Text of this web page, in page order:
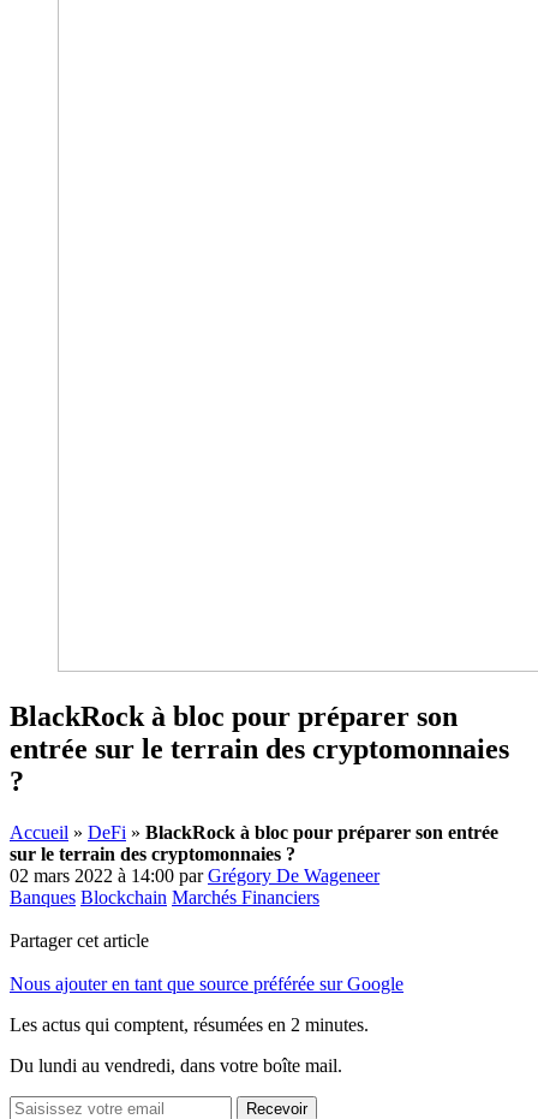
BlackRock à bloc pour préparer son
entrée sur le terrain des cryptomonnaies
?
Accueil » DeFi » BlackRock à bloc pour préparer son entrée
sur le terrain des cryptomonnaies ?
02 mars 2022 à 14:00 parGrégory De Wageneer
Banques Blockchain Marchés Financiers
Partager cet article
Nous ajouter en tant que source préférée sur Google
Les actus qui comptent, résumées en 2 minutes.
Du lundi au vendredi, dans votre boîte mail.
Recevoir